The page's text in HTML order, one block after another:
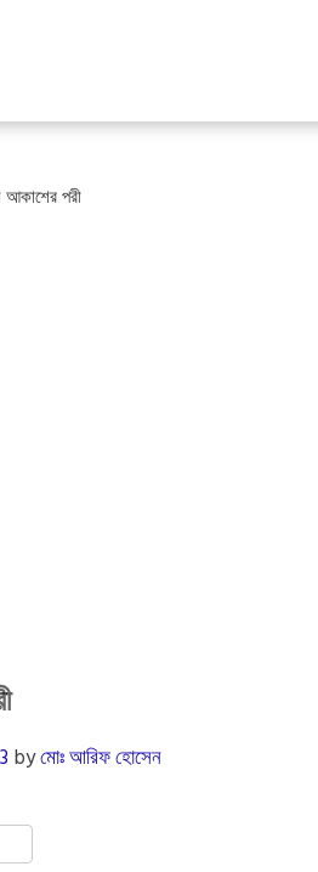
আকাশের পরী
byমোঃ আরিফ হোসেন